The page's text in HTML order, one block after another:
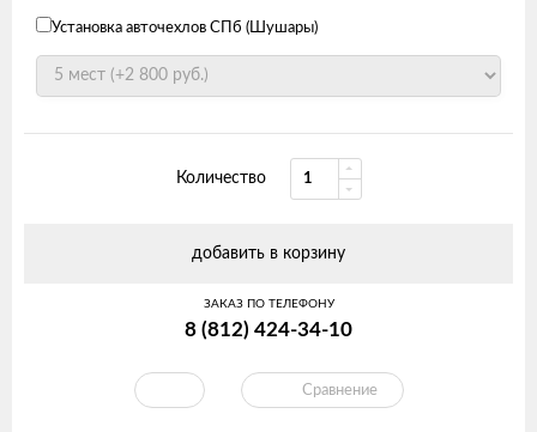
Установка авточехлов СПб (Шушары)
Количество
добавить в корзину
ЗАКАЗ ПО ТЕЛЕФОНУ
8 (812) 424-34-10
Сравнение